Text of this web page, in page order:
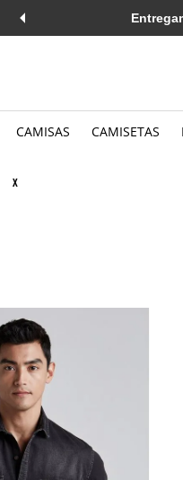
CAMISAS CAMISETAS
X